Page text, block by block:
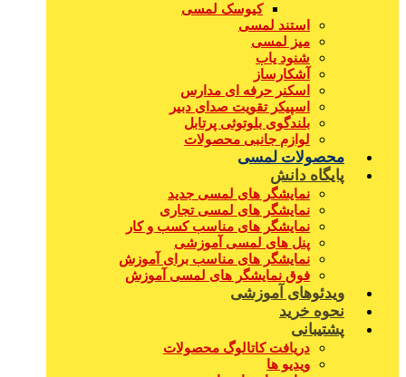
کیوسک لمسی
استند لمسی
میز لمسی
شنود یاب
آشکارساز
اسکنر حرفه ای مدارس
اسپیکر تقویت صدای دبیر
بلندگوی بلوتوثی پرتابل
لوازم جانبی محصولات
محصولات لمسی
پایگاه دانش
نمایشگر های لمسی جدید
نمایشگر های لمسی تجاری
نمایشگر های مناسب کسب و کار
پنل های لمسی آموزشی
نمایشگر های مناسب برای آموزش
فوق نمایشگر های لمسی آموزش
ویدئوهای آموزشی
نحوه خرید
پشتیبانی
دریافت کاتالوگ محصولات
ویدیو ها